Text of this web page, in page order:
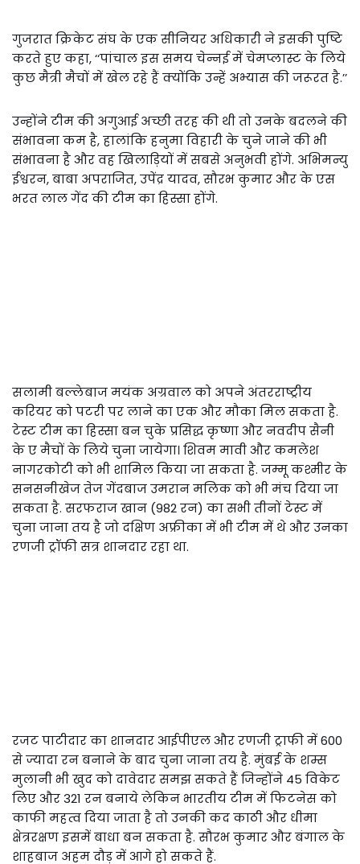
गुजरात क्रिकेट संघ के एक सीनियर अधिकारी ने इसकी पुष्टि
करते हुए कहा, ‘‘पांचाल इस समय चेन्नई में चेमप्लास्ट के लिये
कुछ मैत्री मैचों में खेल रहे हैं क्योंकि उन्हें अभ्यास की जरूरत है.’’
उन्होंने टीम की अगुआई अच्छी तरह की थी तो उनके बदलने की
संभावना कम है, हालांकि हनुमा विहारी के चुने जाने की भी
संभावना है और वह खिलाड़ियों में सबसे अनुभवी होंगे. अभिमन्यु
ईश्वरन, बाबा अपराजित, उपेंद्र यादव, सौरभ कुमार और के एस
भरत लाल गेंद की टीम का हिस्सा होंगे.
सलामी बल्लेबाज मयंक अग्रवाल को अपने अंतरराष्ट्रीय
करियर को पटरी पर लाने का एक और मौका मिल सकता है.
टेस्ट टीम का हिस्सा बन चुके प्रसिद्ध कृष्णा और नवदीप सैनी
के ए मैचों के लिये चुना जायेगा। शिवम मावी और कमलेश
नागरकोटी को भी शामिल किया जा सकता है. जम्मू कश्मीर के
सनसनीखेज तेज गेंदबाज उमरान मलिक को भी मंच दिया जा
सकता है. सरफराज खान (982 रन) का सभी तीनों टेस्ट में
चुना जाना तय है जो दक्षिण अफ्रीका में भी टीम में थे और उनका
रणजी ट्रॉफी सत्र शानदार रहा था.
रजट पाटीदार का शानदार आईपीएल और रणजी ट्राफी में 600
से ज्यादा रन बनाने के बाद चुना जाना तय है. मुंबई के शम्स
मुलानी भी खुद को दावेदार समझ सकते हैं जिन्होंने 45 विकेट
लिए और 321 रन बनाये लेकिन भारतीय टीम में फिटनेस को
काफी महत्व दिया जाता है तो उनकी कद काठी और धीमा
क्षेत्ररक्षण इसमें बाधा बन सकता है. सौरभ कुमार और बंगाल के
शाहबाज अहम दौड़ में आगे हो सकते हैं.